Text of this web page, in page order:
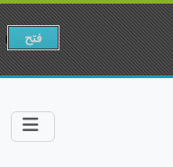
فتح